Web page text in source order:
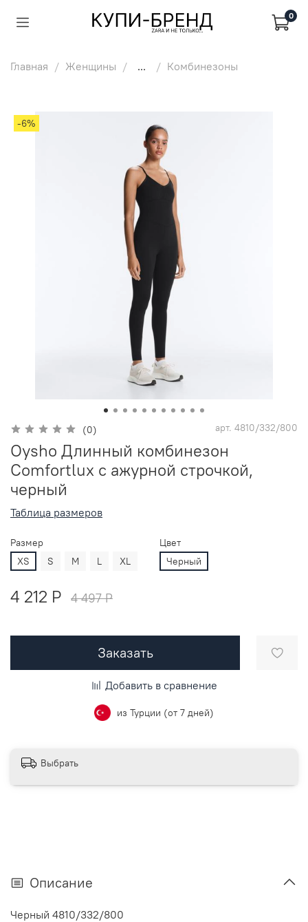
0
Главная Женщины ... Комбинезоны
-6%
(0) арт. 4810/332/800
Oysho Длинный комбинезон
Comfortlux с ажурной строчкой,
черный
Таблица размеров
Размер
XS
S M L XL
Цвет
Черный
4 212 P 4 497 P
Заказать
Добавить в сравнение
из Турции (от 7 дней)
Выбрать
Описание
Черный 4810/332/800